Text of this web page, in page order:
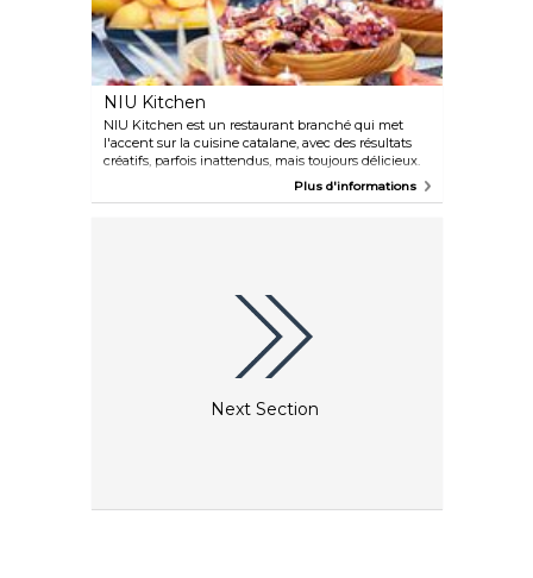
NIU Kitchen
NIU Kitchen est un restaurant branché qui met
l'accent sur la cuisine catalane, avec des résultats
créatifs, parfois inattendus, mais toujours délicieux.
Comme les plats catalans font la part belle au vin,
Plus d'informations
Next Section